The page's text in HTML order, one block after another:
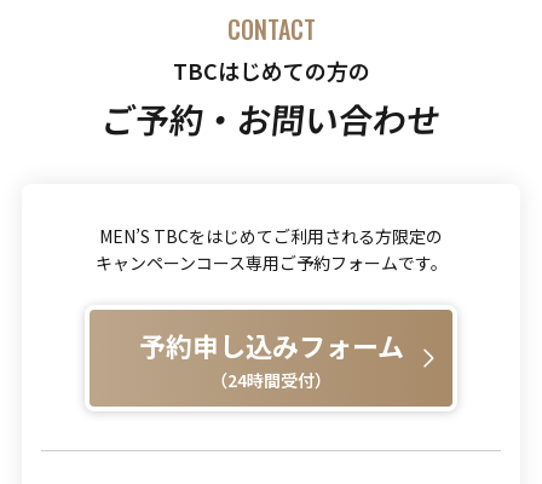
CONTACT
TBCはじめての方の
ご予約・お問い合わせ
MEN’S TBCをはじめてご利用される方限定の
キャンペーンコース専用ご予約フォームです。
予約申し込みフォーム
（24時間受付）